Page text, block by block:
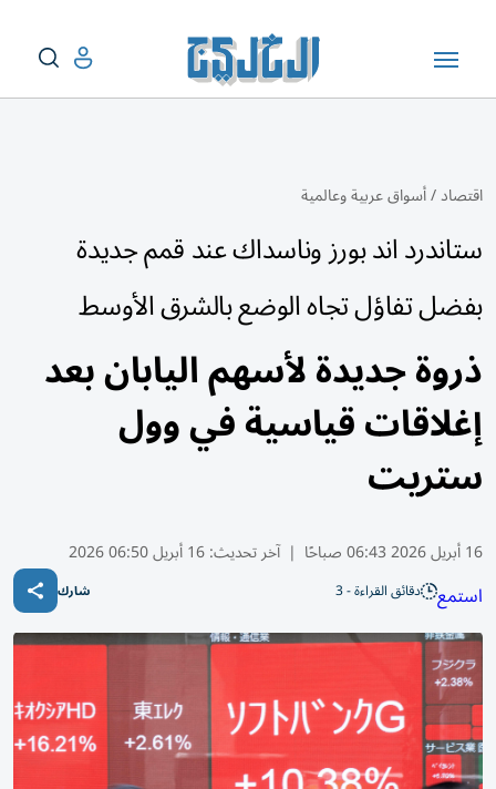
اقتصاد/أسواق عربية وعالمية
ستاندرد اند بورز وناسداك عند قمم جديدة
بفضل تفاؤل تجاه الوضع بالشرق الأوسط
ذروة جديدة لأسهم اليابان بعد
إغلاقات قياسية في وول
ستريت
16 أبريل 2026 06:43 صباحًا | آخر تحديث:16 أبريل 06:50 2026
استمع دقائق القراءة - 3 شارك